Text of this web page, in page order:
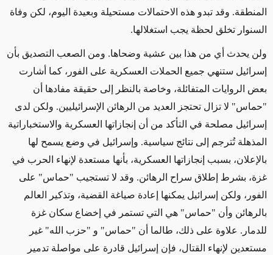
المنطقة. وقد تبدو هذه الاحتمالات مستحيلة وبعيدة اليوم، لكن وفاة
السنوار تخلق لحظة يجب استغلالها.
ولن يحدث أي من هذا بين عشية وضحاها. ومن الصعب التصديق بأن
إسرائيل ستنهي جميع الحملات العسكرية على الفور، كما أشارت
بعض الروايات المتفائلة، وخاصة بالنظر إلى حقيقة مفادها أن
"حماس" لا تزال تحتجز العديد من الرهائن الإسرائيليين. ولكن لدى
إسرائيل مصلحة في التأكد من أن إنجازاتها العسكرية والاستخباراتية
المذهلة تُترجم إلى نتائج سياسية. وإسرائيل في وضع يسمح لها
بالإعلان، بسبب إنجازاتها العسكرية، بأنها مستعدة لإنهاء الحرب في
غزة، بشرط إطلاق سراح الرهائن. وقد لا تستجيب "حماس" على
الفور، ولكن إسرائيل يمكنها إعادة صياغة القضية، وتذكير العالم
بالرهائن وأن "حماس" هي التي تستمر في إخضاع سكان غزة
للدمار. علاوة على ذلك، طالما أن "حماس" و "حزب الله" غير
مستعدين لإنهاء القتال، فإن إسرائيل قادرة على مواصلة تدمير